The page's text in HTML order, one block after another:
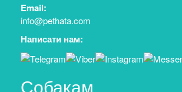
Email:
info@pethata.com
Написати нам:
Собакам